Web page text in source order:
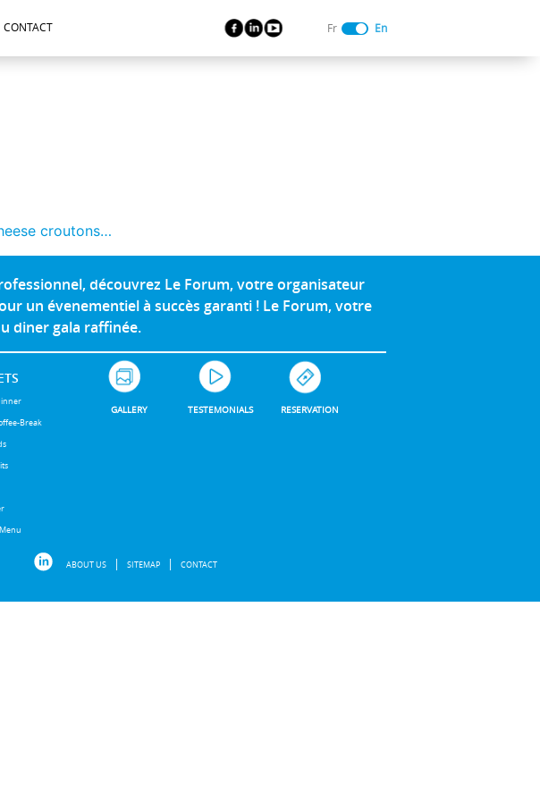
CONTACT Fr En
croutons…
découvrez Le Forum, votre organisateur
un évenementiel à succès garanti ! Le Forum, votre
diner gala raffinée.
Break
GALLERY TESTEMONIALS RESERVATION
ABOUT US SITEMAP CONTACT